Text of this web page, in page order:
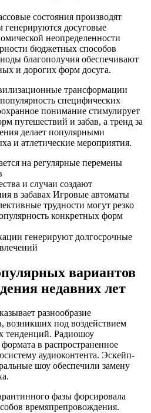
состояния производят
генерируются досуговые
неопределенности
бюджетных способов
благополучия обеспечивают
и дорогих форм досуга.
трансформации
специфических
понимание стимулирует
путешествий и забав, а тренд за
делает популярными
и атлетические мероприятия.
на регулярные перемены
и случаи создают
в забавах Игровые автоматы
трудности могут резко
конкретных форм
генерируют долгосрочные
вариантов
недавних лет
разнообразие
возникших под воздействием
тенденций. Радиошоу
в распространенное
аудиоконтента. Эскейп-
шоу обеспечили замену
фазы форсировала
времяпрепровождения.